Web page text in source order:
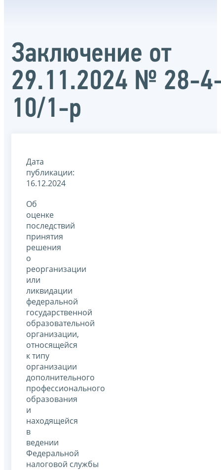
Заключение от
29.11.2024 № 28-
10/1-р
Дата
публикации:
16.12.2024
Об
оценке
последствий
принятия
решения
о
реорганизации
или
ликвидации
федеральной
государственной
образовательной
организации,
относящейся
к типу
организации
дополнительного
профессионального
образования
и
находящейся
в
ведении
Федеральной
налоговой службы